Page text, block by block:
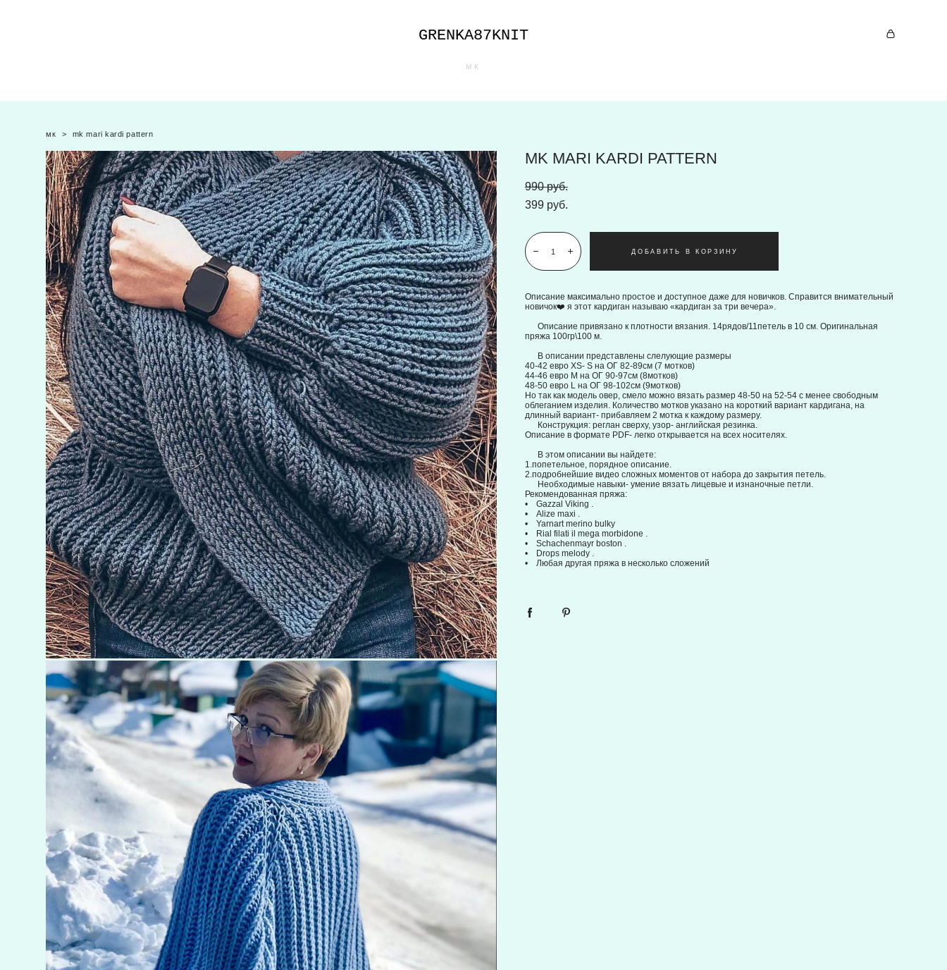
GRENKA87KNIT
МК
мк > mk mari kardi pattern
MK MARI KARDI PATTERN
990 pуб.
399 pуб.
ДОБАВИТЬ В КОРЗИНУ
Описание максимально простое и доступное даже для новичков. Справится внимательный
новичок❤️ я этот кардиган называю «кардиган за три вечера».
⠀⠀Описание привязано к плотности вязания. 14рядов/11петель в 10 см. Оригинальная
пряжа 100гр\100 м.
⠀⠀В описании представлены слелующие размеры
40-42 евро XS- S на ОГ 82-89см (7 мотков)
44-46 евро M на ОГ 90-97см (8мотков)
48-50 евро L на ОГ 98-102см (9мотков)
Но так как модель овер, смело можно вязать размер 48-50 на 52-54 с менее свободным
облеганием изделия. Количество мотков указано на короткий вариант кардигана, на
длинный вариант- прибавляем 2 мотка к каждому размеру. ⠀
⠀⠀Конструкция: реглан сверху, узор- английская резинка.
Описание в формате PDF- легко открывается на всех носителях.
⠀⠀В этом описании вы найдете:
1.попетельное, порядное описание.
2.подробнейшие видео сложных моментов от набора до закрытия петель. ⠀
⠀⠀Необходимые навыки- умение вязать лицевые и изнаночные петли.
Рекомендованная пряжа:
• Gazzal Viking .
• Alize maxi .
• Yarnart merino bulky
• Rial filati il mega morbidone .
• Schachenmayr boston .
• Drops melody .
• Любая другая пряжа в несколько сложений